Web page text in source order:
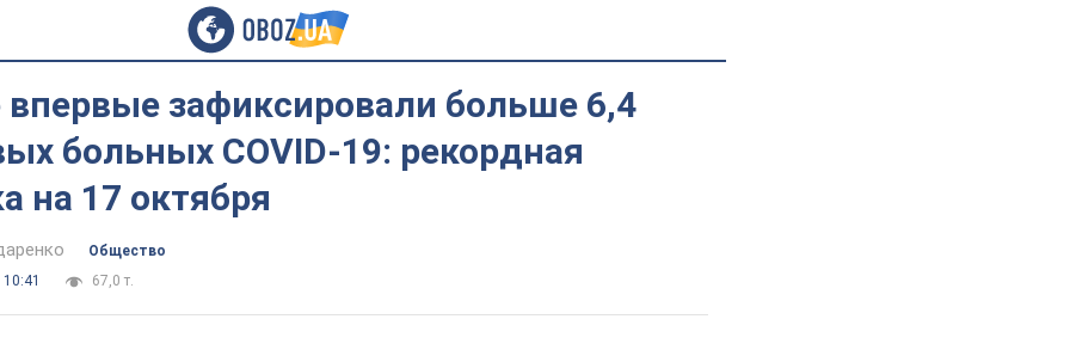
впервые зафиксировали больше 6,4
больных COVID-19: рекордная
на 17 октября
Общество
67,0 т.